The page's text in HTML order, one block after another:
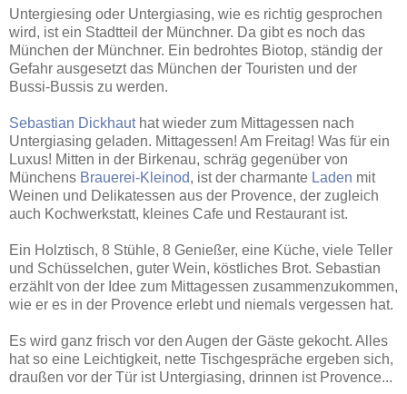
Untergiesing oder Untergiasing, wie es richtig gesprochen
wird, ist ein Stadtteil der Münchner. Da gibt es noch das
München der Münchner. Ein bedrohtes Biotop, ständig der
Gefahr ausgesetzt das München der Touristen und der
Bussi-Bussis zu werden.
Sebastian Dickhauthat wieder zum Mittagessen nach
Untergiasing geladen. Mittagessen! Am Freitag! Was für ein
Luxus! Mitten in der Birkenau, schräg gegenüber von
Münchens Brauerei-Kleinod, ist der charmante Laden mit
Weinen und Delikatessen aus der Provence, der zugleich
auch Kochwerkstatt, kleines Cafe und Restaurant ist.
Ein Holztisch, 8 Stühle, 8 Genießer, eine Küche, viele Teller
und Schüsselchen, guter Wein, köstliches Brot. Sebastian
erzählt von der Idee zum Mittagessen zusammenzukommen,
wie er es in der Provence erlebt und niemals vergessen hat.
Es wird ganz frisch vor den Augen der Gäste gekocht. Alles
hat so eine Leichtigkeit, nette Tischgespräche ergeben sich,
draußen vor der Tür ist Untergiasing, drinnen ist Provence...